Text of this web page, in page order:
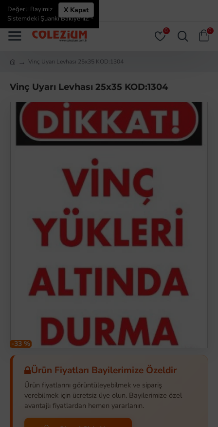
ÜYE GIRIŞI ÜYE OL
0 0
X Kapat
Değerli Bayimiz
Sistemdeki Şuanki Bakiyeniz: -
Vinç Uyarı Levhası 25x35 KOD:1304
Vinç Uyarı Levhası 25x35 KOD:1304
-33 %
Ürün Fiyatları Bayilerimize Özeldir
Ürün fiyatlarını görüntüleyebilmek ve sipariş
verebilmek için ücretsiz üye olun. Bayilerimize özel
avantajlı fiyatlardan hemen yararlanın.